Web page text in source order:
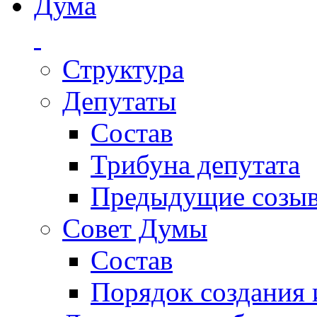
Структура
Депутаты
Состав
Трибуна депутата
Предыдущие
Совет Думы
Состав
Порядок создания